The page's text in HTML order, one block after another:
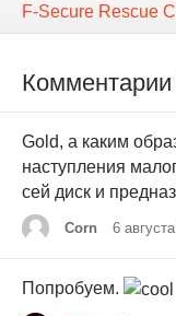
F-Secure Rescue
Комментарии
Gold, а каким
наступления
сей диск и
Corn 6
Попробуем.